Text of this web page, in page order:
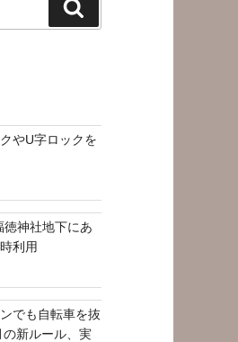
索
やU字ロックを
徳神社地下にあ
利用
でも自転車を抜
新ルール、実